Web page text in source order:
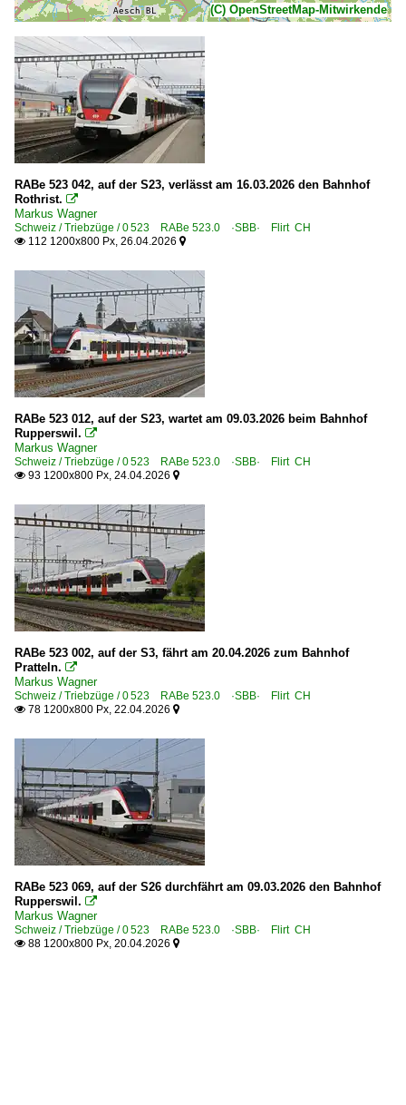
(C) OpenStreetMap-Mitwirkende
RABe 523 042, auf der S23, verlässt am 16.03.2026 den Bahnhof
Rothrist. 
Markus Wagner
Schweiz / Triebzüge / 0 523 RABe 523.0 ·SBB· Flirt CH
 112 1200x800 Px, 26.04.2026 
RABe 523 012, auf der S23, wartet am 09.03.2026 beim Bahnhof
Rupperswil. 
Markus Wagner
Schweiz / Triebzüge / 0 523 RABe 523.0 ·SBB· Flirt CH
 93 1200x800 Px, 24.04.2026 
RABe 523 002, auf der S3, fährt am 20.04.2026 zum Bahnhof
Pratteln. 
Markus Wagner
Schweiz / Triebzüge / 0 523 RABe 523.0 ·SBB· Flirt CH
 78 1200x800 Px, 22.04.2026 
RABe 523 069, auf der S26 durchfährt am 09.03.2026 den Bahnhof
Rupperswil. 
Markus Wagner
Schweiz / Triebzüge / 0 523 RABe 523.0 ·SBB· Flirt CH
 88 1200x800 Px, 20.04.2026 